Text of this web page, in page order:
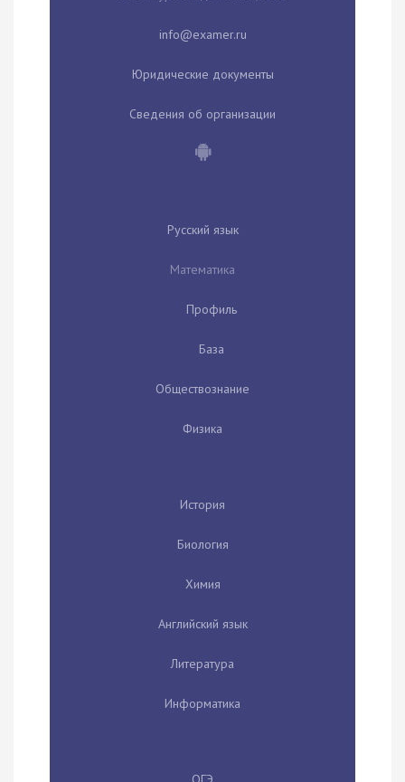
Юридические документы
Сведения об организации
Русский язык
Математика
Профиль
База
Обществознание
Физика
История
Биология
Химия
Английский язык
Литература
Информатика